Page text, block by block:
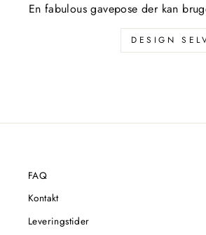
En fabulous gavepose der kan
DESIGN
FAQ
Kontakt
Leveringstider